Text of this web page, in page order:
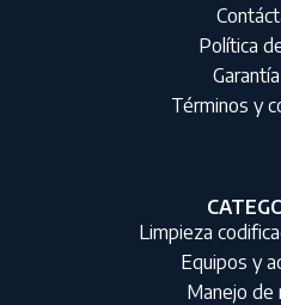
Política
Términos y
Limpieza
Equipos y
Manejo de